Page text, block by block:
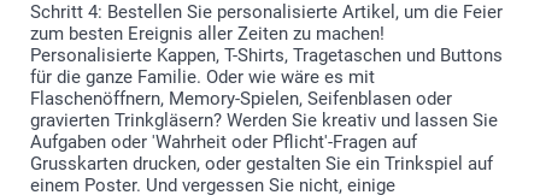
Schritt 4: Bestellen Sie personalisierte Artikel, um die Feier
zum besten Ereignis aller Zeiten zu machen!
Personalisierte Kappen, T-Shirts, Tragetaschen und Buttons
für die ganze Familie. Oder wie wäre es mit
Flaschenöffnern, Memory-Spielen, Seifenblasen oder
gravierten Trinkgläsern? Werden Sie kreativ und lassen Sie
Aufgaben oder 'Wahrheit oder Pflicht'-Fragen auf
Grusskarten drucken, oder gestalten Sie ein Trinkspiel auf
einem Poster. Und vergessen Sie nicht, einige